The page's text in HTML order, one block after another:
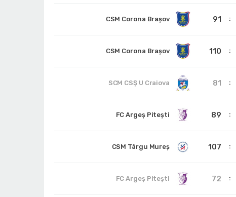
CSM Corona Braşov 91
CSM Corona Braşov 110
SCM CSŞ U Craiova 81
FC Argeș Pitești 89
CSM Târgu Mureș 107
FC Argeș Pitești 72